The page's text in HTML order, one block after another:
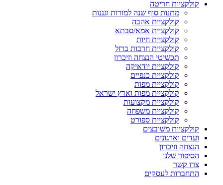
קולקציות חריטה
מתנות סוף שנה למורות וגננות
קולקציית אהבה
קולקציית אמא/סבתא
קולקציית חיות
קולקציית חרבות ברזל
תכשיטי הנצחה וזיכרון
קולקציית יודאיקה
קולקציית כנפיים
קולקציית מפות
קולקציית מפות וארץ ישראל
קולקציית מקצועות
קולקציית משפחה
קולקציית ספורט
קולקציות משובצים
ועדים וארגונים
הנצחה וזיכרון
הסיפור שלנו
צרו קשר
התחברות לעסקים